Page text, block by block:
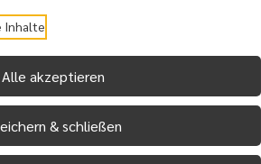
Inhalte
Alle akzeptieren
& schließen
& Touristik